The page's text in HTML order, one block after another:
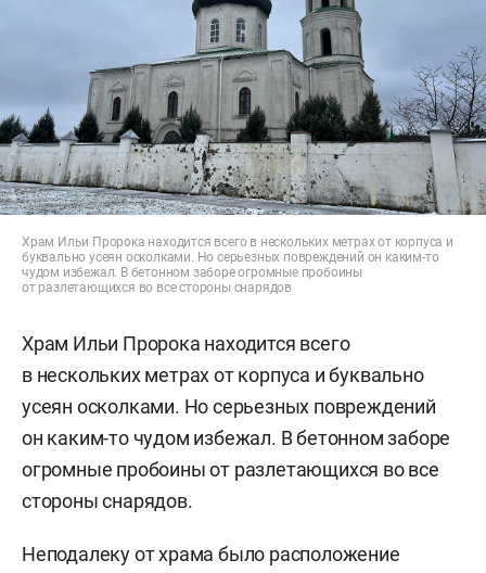
Храм Ильи Пророка находится всего в нескольких метрах от корпуса и
буквально усеян осколками. Но серьезных повреждений он каким-то
чудом избежал. В бетонном заборе огромные пробоины
от разлетающихся во все стороны снарядов
Храм Ильи Пророка находится всего
в нескольких метрах от корпуса и буквально
усеян осколками. Но серьезных повреждений
он каким-то чудом избежал. В бетонном заборе
огромные пробоины от разлетающихся во все
стороны снарядов.
Неподалеку от храма было расположение